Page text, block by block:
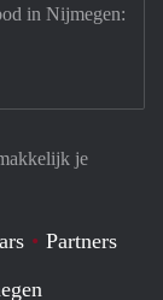
je
Partners
in Nijmegen: